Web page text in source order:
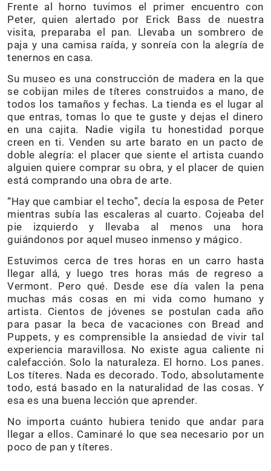
Frente al horno tuvimos el primer encuentro con
Peter, quien alertado por Erick Bass de nuestra
visita, preparaba el pan. Llevaba un sombrero de
paja y una camisa raída, y sonreía con la alegría de
tenernos en casa.
Su museo es una construcción de madera en la que
se cobijan miles de títeres construidos a mano, de
todos los tamaños y fechas. La tienda es el lugar al
que entras, tomas lo que te guste y dejas el dinero
en una cajita. Nadie vigila tu honestidad porque
creen en ti. Venden su arte barato en un pacto de
doble alegría: el placer que siente el artista cuando
alguien quiere comprar su obra, y el placer de quien
está comprando una obra de arte.
“Hay que cambiar el techo”, decía la esposa de Peter
mientras subía las escaleras al cuarto. Cojeaba del
pie izquierdo y llevaba al menos una hora
guiándonos por aquel museo inmenso y mágico.
Estuvimos cerca de tres horas en un carro hasta
llegar allá, y luego tres horas más de regreso a
Vermont. Pero qué. Desde ese día valen la pena
muchas más cosas en mi vida como humano y
artista. Cientos de jóvenes se postulan cada año
para pasar la beca de vacaciones con Bread and
Puppets, y es comprensible la ansiedad de vivir tal
experiencia maravillosa. No existe agua caliente ni
calefacción. Solo la naturaleza. El horno. Los panes.
Los títeres. Nada es decorado. Todo, absolutamente
todo, está basado en la naturalidad de las cosas. Y
esa es una buena lección que aprender.
No importa cuánto hubiera tenido que andar para
llegar a ellos. Caminaré lo que sea necesario por un
poco de pan y títeres.